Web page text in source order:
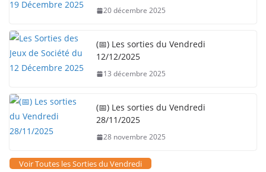
20 décembre 2025
(📅) Les sorties du Vendredi
12/12/2025
13 décembre 2025
(📅) Les sorties du Vendredi
28/11/2025
28 novembre 2025
Voir Toutes les Sorties du Vendredi